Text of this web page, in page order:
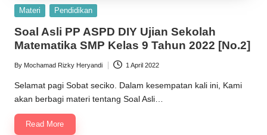
Posted
Materi Pendidikan
Soal Asli PP ASPD DIY Ujian Sekolah
Matematika SMP Kelas 9 Tahun 2022 [No.2]
Posted
by
By Mochamad Rizky Heryandi 1 April 2022
Selamat pagi Sobat seciko. Dalam kesempatan kali ini, Kami
akan berbagi materi tentang Soal Asli…
Read More